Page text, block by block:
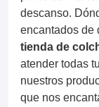
descanso.
encantados de
tienda de
atender todas
nuestros
que nos